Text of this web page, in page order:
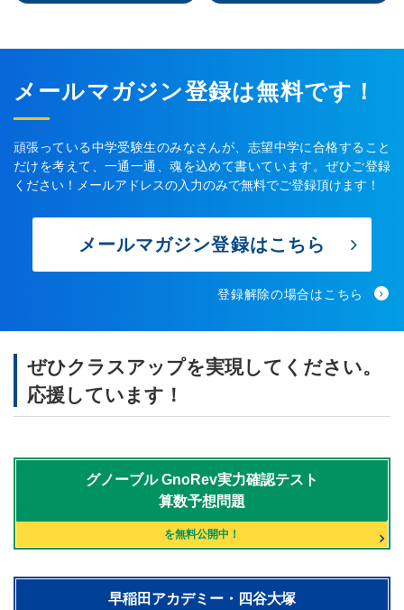
メールマガジン登録は無料です！
頑張っている中学受験生のみなさんが、志望中学に合格すること
だけを考えて、一通一通、魂を込めて書いています。ぜひご登録
ください！メールアドレスの入力のみで無料でご登録頂けます！
メールマガジン登録はこちら
登録解除の場合はこちら
ぜひクラスアップを実現してください。
応援しています！
グノーブルGnoRev実力確認テスト
算数予想問題
を無料公開中！
早稲田アカデミー・四谷大塚